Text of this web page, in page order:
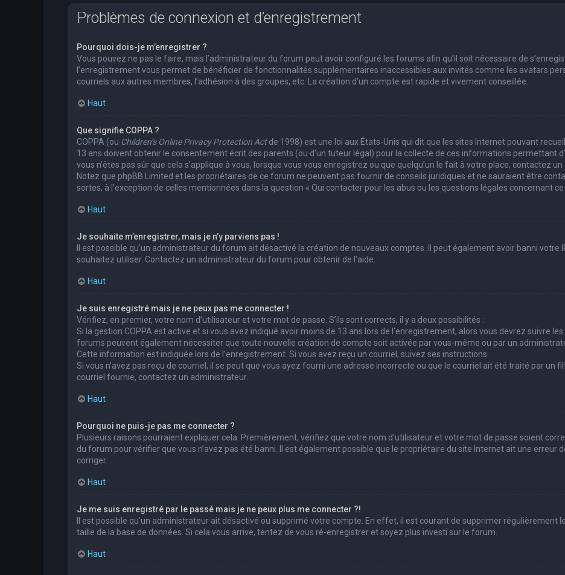
Problèmes de connexion et d’enregistrement
Pourquoi dois-je m’enregistrer ?
Vous pouvez ne pas le faire, mais l’administrateur du forum peut avoir configuré les forums afin qu’il soit nécessaire de
l’enregistrement vous permet de bénéficier de fonctionnalités supplémentaires inaccessibles aux invités comme les avatars
courriels aux autres membres, l’adhésion à des groupes, etc. La création d’un compte est rapide et vivement conseillée.
Haut
Que signifie COPPA ?
COPPA (ou Children’s Online Privacy Protection Actde 1998) est une loi aux États-Unis qui dit que les sites Internet pouvant
13 ans doivent obtenir le consentement écrit des parents (ou d’un tuteur légal) pour la collecte de ces informations permettant
vous n’êtes pas sûr que cela s’applique à vous, lorsque vous vous enregistrez ou que quelqu’un le fait à votre place, contactez
Notez que phpBB Limited et les propriétaires de ce forum ne peuvent pas fournir de conseils juridiques et ne sauraient être
sortes, à l’exception de celles mentionnées dans la question « Qui contacter pour les abus ou les questions légales concernant ce
Haut
Je souhaite m’enregistrer, mais je n’y parviens pas !
Il est possible qu’un administrateur du forum ait désactivé la création de nouveaux comptes. Il peut également avoir banni votre
souhaitez utiliser. Contactez un administrateur du forum pour obtenir de l’aide.
Haut
Je suis enregistré mais je ne peux pas me connecter !
Vérifiez, en premier, votre nom d’utilisateur et votre mot de passe. S’ils sont corrects, il y a deux possibilités :
Si la gestion COPPA est active et si vous avez indiqué avoir moins de 13 ans lors de l’enregistrement, alors vous devrez suivre
forums peuvent également nécessiter que toute nouvelle création de compte soit activée par vous-même ou par un
Cette information est indiquée lors de l’enregistrement. Si vous avez reçu un courriel, suivez ses instructions.
Si vous n’avez pas reçu de courriel, il se peut que vous ayez fourni une adresse incorrecte ou que le courriel ait été traité par un
courriel fournie, contactez un administrateur.
Haut
Pourquoi ne puis-je pas me connecter ?
Plusieurs raisons pourraient expliquer cela. Premièrement, vérifiez que votre nom d’utilisateur et votre mot de passe soient
du forum pour vérifier que vous n’avez pas été banni. Il est également possible que le propriétaire du site Internet ait une erreur
corriger.
Haut
Je me suis enregistré par le passé mais je ne peux plus me connecter ?!
Il est possible qu’un administrateur ait désactivé ou supprimé votre compte. En effet, il est courant de supprimer régulièrement
taille de la base de données. Si cela vous arrive, tentez de vous ré-enregistrer et soyez plus investi sur le forum.
Haut